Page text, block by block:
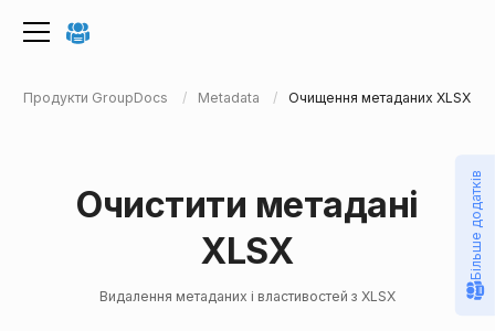
Продукти GroupDocs Metadata Очищення метаданих XLSX
Очистити метадані
XLSX
Видалення метаданих і властивостей з XLSX
Більше додатків